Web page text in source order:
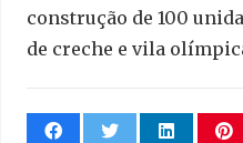
construção de 100
de creche e vila